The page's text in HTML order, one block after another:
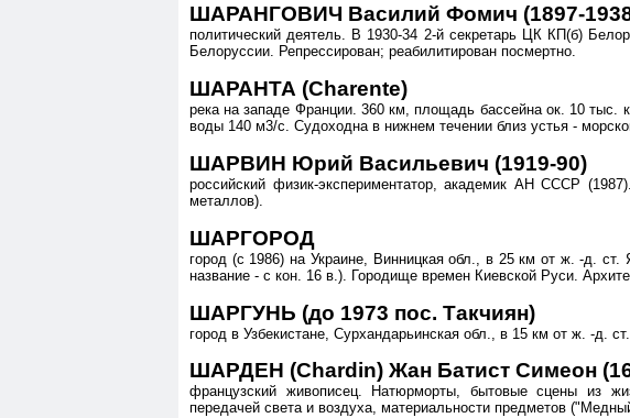
ШАРАНГОВИЧ Василий Фомич (1897-
политический деятель. В 1930-34 2-й секретарь ЦК КП(б)
Белоруссии. Репрессирован; реабилитирован посмертно.
ШАРАНТА (Charente)
река на западе Франции. 360 км, площадь бассейна ок. 10 тыс.
воды 140 м3/с. Судоходна в нижнем течении близ устья -
ШАРВИН Юрий Васильевич (1919-90)
российский физик-экспериментатор, академик АН СССР
металлов).
ШАРГОРОД
город (с 1986) на Украине, Винницкая обл., в 25 км от ж. -д.
название - с кон. 16 в.). Городище времен Киевской Руси.
ШАРГУНЬ (до 1973 пос. Такчиян)
город в Узбекистане, Сурхандарьинская обл., в 15 км от ж. -д.
ШАРДЕН (Chardin) Жан Батист Симеон
французский живописец. Натюрморты, бытовые сцены из
передачей света и воздуха, материальности предметов